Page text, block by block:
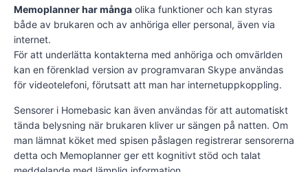
Memoplanner har många olika funktioner och kan styras
både av brukaren och av anhöriga eller personal, även via
internet.
För att underlätta kontakterna med anhöriga och omvärlden
kan en förenklad version av programvaran Skype användas
för videotelefoni, förutsatt att man har internetuppkoppling.
Sensorer i Homebasic kan även användas för att automatiskt
tända belysning när brukaren kliver ur sängen på natten. Om
man lämnat köket med spisen påslagen registrerar sensorerna
detta och Memoplanner ger ett kognitivt stöd och talat